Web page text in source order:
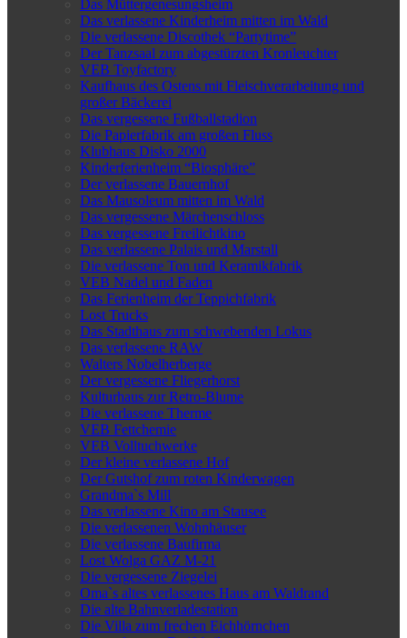
Das Müttergenesungsheim
Das verlassene Kinderheim mitten im Wald
Die verlassene Discothek “Partytime”
Der Tanzsaal zum abgestürzten Kronleuchter
VEB Toyfactory
Kaufhaus des Ostens mit Fleischverarbeitung und
großer Bäckerei
Das vergessene Fußballstadion
Die Papierfabrik am großen Fluss
Klubhaus Disko 2000
Kinderferienheim “Biosphäre”
Der verlassene Bauernhof
Das Mausoleum mitten im Wald
Das vergessene Märchenschloss
Das vergessene Freilichtkino
Das verlassene Palais und Marstall
Die verlassene Ton und Keramikfabrik
VEB Nadel und Faden
Das Ferienheim der Teppichfabrik
Lost Trucks
Das Stadthaus zum schwebenden Lokus
Das verlassene RAW
Walters Nobelherberge
Der vergessene Fliegerhorst
Kulturhaus zur Retro-Blume
Die verlassene Therme
VEB Fettchemie
VEB Volltuchwerke
Der kleine verlassene Hof
Der Gutshof zum roten Kinderwagen
Grandma`s Mill
Das verlassene Kino am Stausee
Die verlassenen Wohnhäuser
Die verlassene Baufirma
Lost Wolga GAZ M-21
Die vergessene Ziegelei
Oma`s altes verlassenes Haus am Waldrand
Die alte Bahnverladestation
Die Villa zum frechen Eichhörnchen